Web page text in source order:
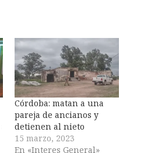
Córdoba: matan a una
pareja de ancianos y
detienen al nieto
15 marzo, 2023
En «Interes General»